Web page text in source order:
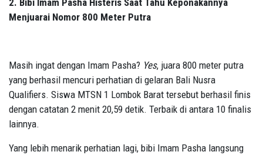
2. Bibi Imam Pasha Histeris Saat Tahu Keponakannya
Menjuarai Nomor 800 Meter Putra
Masih ingat dengan Imam Pasha? Yes, juara 800 meter putra
yang berhasil mencuri perhatian di gelaran Bali Nusra
Qualifiers. Siswa MTSN 1 Lombok Barat tersebut berhasil finis
dengan catatan 2 menit 20,59 detik. Terbaik di antara 10 finalis
lainnya.
Yang lebih menarik perhatian lagi, bibi Imam Pasha langsung